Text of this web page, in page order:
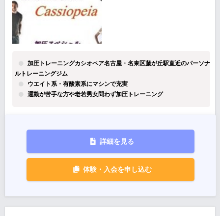
加圧トレーニングカシオペア名古屋・名東区藤が丘駅直近のパーソナ
ルトレーニングジム
ウエイト系・有酸素系にマシンで充実
運動が苦手な方や老若男女問わず加圧トレーニング
詳細を見る
体験・入会を申し込む